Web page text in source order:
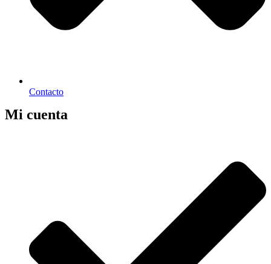
Contacto
Mi cuenta